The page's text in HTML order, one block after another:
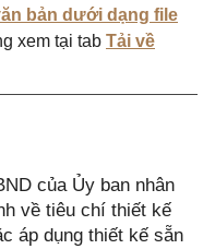
bản dưới dạng file
xem tại tab Tải về
của Ủy ban nhân
về tiêu chí thiết kế
áp dụng thiết kế sẵn